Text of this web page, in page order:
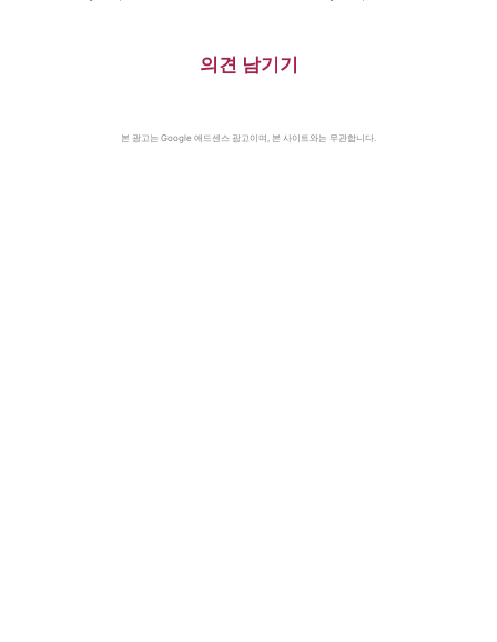
의견 남기기
본 광고는 Google 애드센스 광고이며, 본 사이트와는 무관합니다.